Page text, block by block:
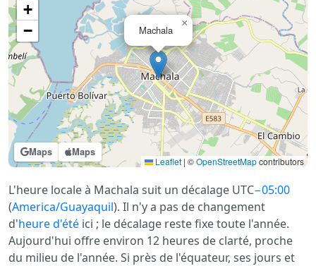
Maps Maps
Machala
×
+
−
Leaflet | ©OpenStreetMapcontributors
L'heure locale à Machala suit un décalage UTC−05:00
(America/Guayaquil). Il n'y a pas de changement
d'heure d'été ici ; le décalage reste fixe toute l'année.
Aujourd'hui offre environ 12 heures de clarté, proche
du milieu de l'année. Si près de l'équateur, ses jours et